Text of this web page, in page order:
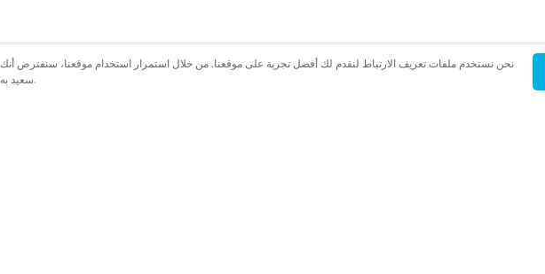
نحن نستخدم ملفات تعريف الارتباط لنقدم لك أفضل تجربة على موقعنا. من خلال استمرار استخدام موقعنا، سنفترض أنك
سعيد به.